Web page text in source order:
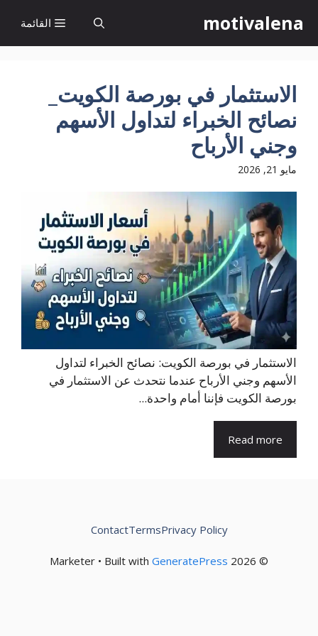
إلى
المحتوى
motivalena القائمة
الاستثمار في بورصة الكويت_
نصائح الخبراء لتداول الأسهم
وجني الأرباح
مايو 21, 2026
الاستثمار في بورصة الكويت: نصائح الخبراء لتداول
الأسهم وجني الأرباح عندما نتحدث عن الاستثمار في
بورصة الكويت فإننا أمام واحدة...
Read more
© 2026 Marketer • Built with
GeneratePress
Privacy Policy
Terms
Contact